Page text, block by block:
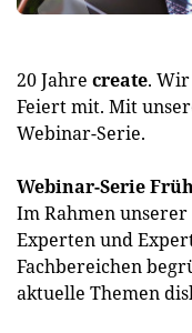
20 Jahre create.
Feiert mit. Mit
Webinar-Serie.
Webinar-Serie
Im Rahmen
Experten und
Fachbereichen
aktuelle Themen